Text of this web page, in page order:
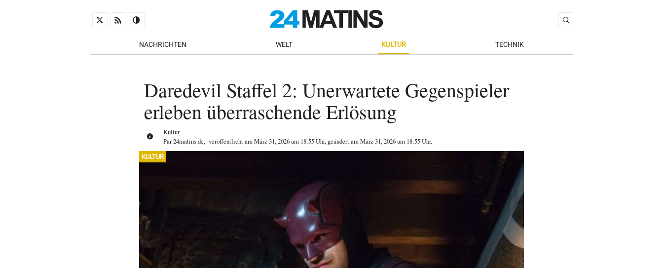
NACHRICHTEN WELT KULTUR TECHNIK
Daredevil Staffel 2: Unerwartete Gegenspieler
erleben überraschende Erlösung
Kultur
Par24matins.de, veröffentlicht amMärz 31, 2026um 18:55 Uhr, geändert am März 31, 2026 um 18:55 Uhr.
KULTUR